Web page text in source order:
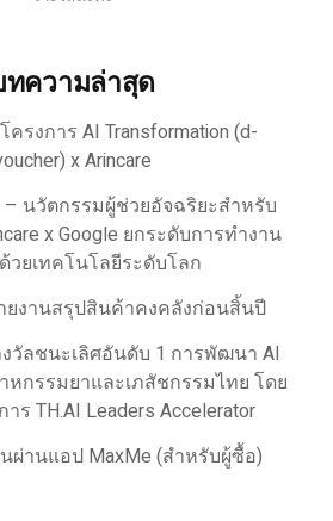
ความล่าสุด
รงการ AI Transformation (d-
x Arincare
– นวัตกรรมผู้ช่วยอัจฉริยะสำหรับ
x Google ยกระดับการทำงาน
วยเทคโนโลยีระดับโลก
ยงานสรุปสินค้าคงคลังก่อนสิ้นปี
งวัลชนะเลิศอันดับ 1 การพัฒนา AI
กรรมยาและเภสัชกรรมไทย โดย
ร TH.AI Leaders Accelerator
ผ่านแอป MaxMe (สำหรับผู้ซื้อ)